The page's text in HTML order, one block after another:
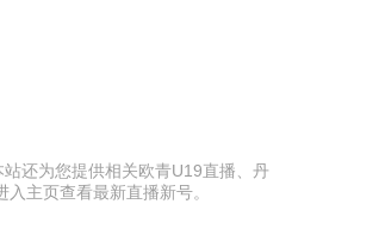
还为您提供相关欧青U19直播、丹
主页查看最新直播新号。